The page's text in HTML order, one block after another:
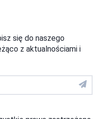
się do naszego
z aktualnościami i